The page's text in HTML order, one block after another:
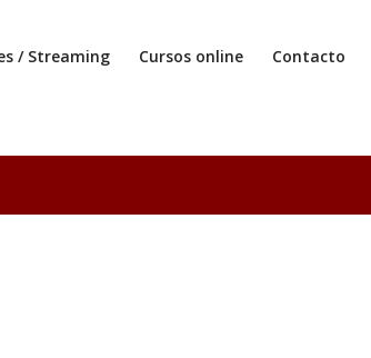
/ Streaming Cursos online Contacto